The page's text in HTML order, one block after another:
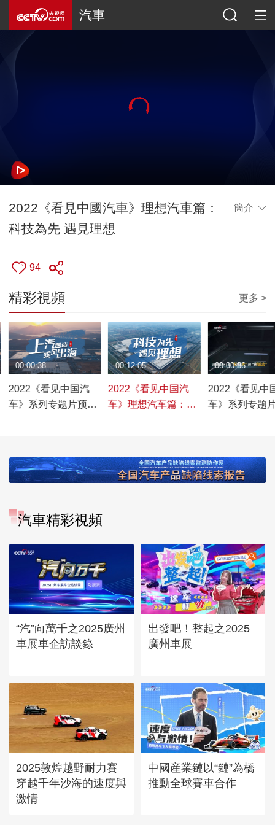
汽車
2022《看見中國汽車》理想汽車篇：
科技為先 遇見理想
簡介
94
精彩視頻 更多 >
2022《看见中国汽
车》系列专题片预告
00:00:38
2022《看见中国汽
车》理想汽车篇：科
00:12:05
2022《看见中
车》系列专题
00:00:36
汽車精彩視頻
“汽”向萬千之2025廣州
車展車企訪談錄
出發吧！整起之2025
廣州車展
2025敦煌越野耐力賽
穿越千年沙海的速度與
激情
中國産業鏈以“鏈”為橋
推動全球賽車合作